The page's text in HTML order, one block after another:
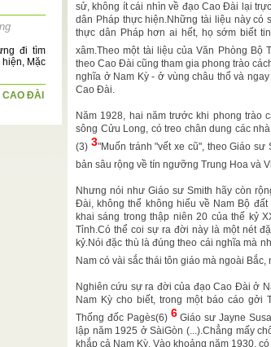
đi tìm
Mặc
ĐÀI
sử, không ít cái nhìn về đạo Cao Đài lại
dân Pháp thực hiện.Những tài liệu này có
thực dân Pháp hơn ai hết, họ sớm biết
xâm.Theo một tài liệu của Văn Phòng Bộ
theo Cao Đài cũng tham gia phong trào
nghĩa ở Nam Kỳ - ở vùng châu thổ và
Cao Đài.
Năm 1928, hai năm trước khi phong trào
sông Cửu Long, có treo chân dung các
(3) 3"Muốn tránh "vết xe cũ", theo Giáo
bản sâu rộng về tín ngưỡng Trung Hoa và
Nhưng nói như Giáo sư Smith hãy còn
Đài, không thể không hiểu về Nam Bộ
khai sáng trong thập niên 20 của thế kỷ
Tỉnh.Có thể coi sự ra đời này là một nét
kỷ.Nói đặc thù là đúng theo cái nghĩa mà
Nam có vài sắc thái tôn giáo mà ngoài
Nghiên cứu sự ra đời của đạo Cao Đài ở
Nam Kỳ cho biết, trong một báo cáo gởi
Thống đốc Pagès(6) 6Giáo sư Jayne
lập năm 1925 ở SàiGòn (...).Chẳng mấy
khắp cả Nam Kỳ. Vào khoảng năm 1930,